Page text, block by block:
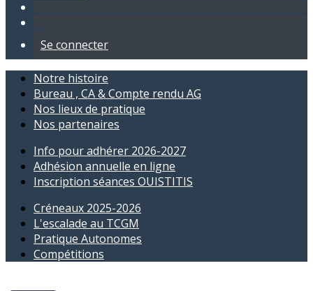
Se connecter
Notre histoire
Bureau , CA & Compte rendu AG
Nos lieux de pratique
Nos partenaires
Info pour adhérer 2026-2027
Adhésion annuelle en ligne
Inscription séances OUISTITIS
Créneaux 2025-2026
L'escalade au TCGM
Pratique Autonomes
Compétitions